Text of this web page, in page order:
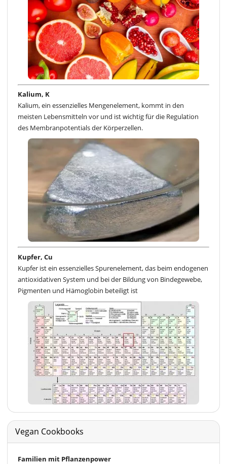
Kalium, K
Kalium, ein essenzielles Mengenelement, kommt in den
meisten Lebensmitteln vor und ist wichtig für die Regulation
des Membranpotentials der Körperzellen.
Kupfer, Cu
Kupfer ist ein essenzielles Spurenelement, das beim endogenen
antioxidativen System und bei der Bildung von Bindegewebe,
Pigmenten und Hämoglobin beteiligt ist
Vegan Cookbooks
Familien mit Pflanzenpower